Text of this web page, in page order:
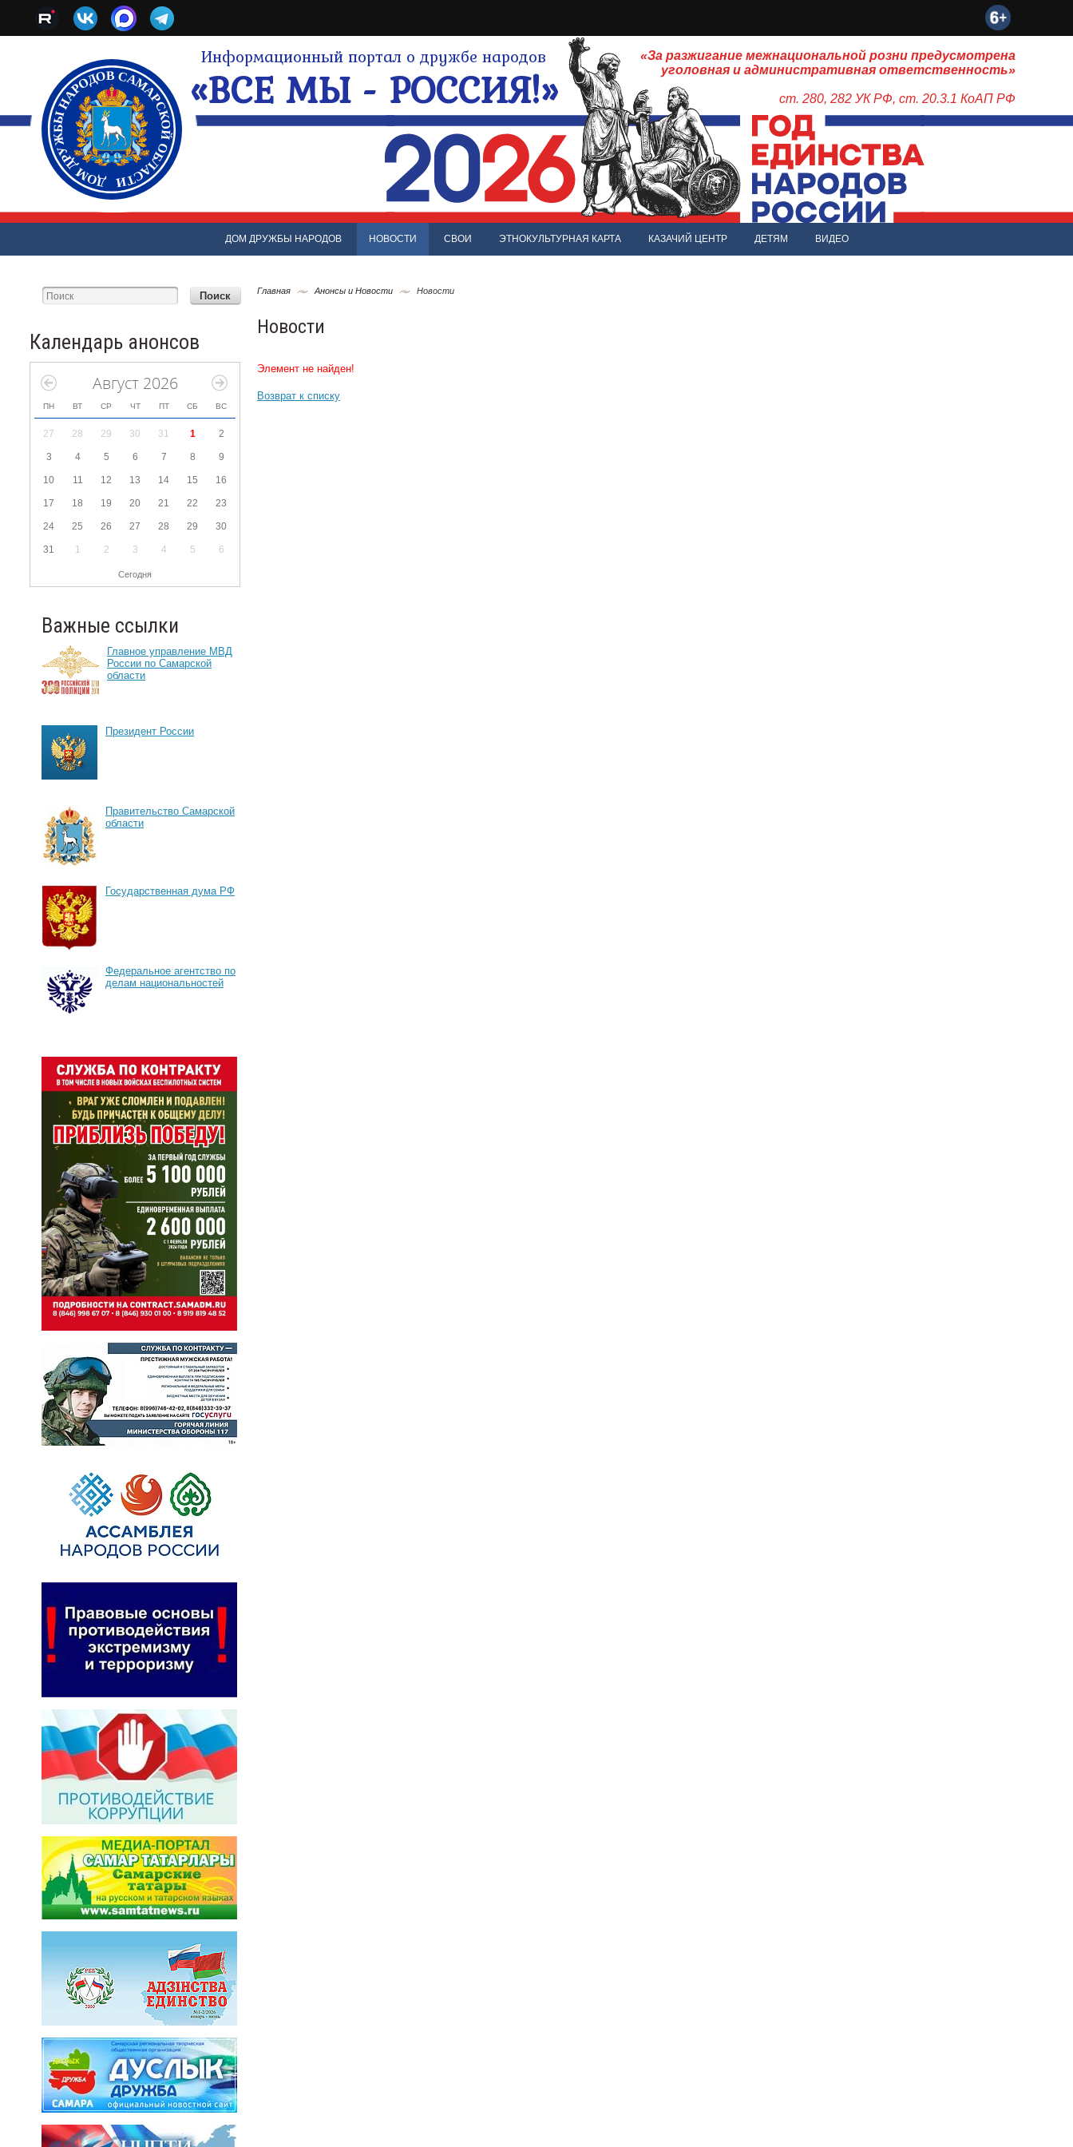
Информационный портал о дружбе народов
«ВСЕ МЫ - РОССИЯ!»
«За разжигание межнациональной розни предусмотрена
уголовная и административная ответственность»
ст. 280, 282 УК РФ, ст. 20.3.1 КоАП РФ
ДОМ ДРУЖБЫ НАРОДОВ НОВОСТИ СВОИ ЭТНОКУЛЬТУРНАЯ КАРТА КАЗАЧИЙ ЦЕНТР ДЕТЯМ ВИДЕО
Календарь анонсов
Август 2026
ПН ВТ СР ЧТ ПТ СБ ВС
27 28 29 30 31 1 2
3 4 5 6 7 8 9
10 11 12 13 14 15 16
17 18 19 20 21 22 23
24 25 26 27 28 29 30
31 1 2 3 4 5 6
Сегодня
Важные ссылки
Главное управление МВД
России по Самарской
области
Президент России
Правительство Самарской
области
Государственная дума РФ
Федеральное агентство по
делам национальностей
Главная Анонсы и Новости Новости
Новости
Элемент не найден!
Возврат к списку